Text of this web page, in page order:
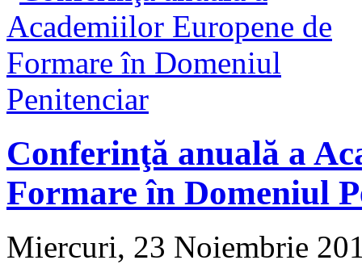
Conferinţă anuală a
Formare în Domeniul
Miercuri, 23 Noiembrie